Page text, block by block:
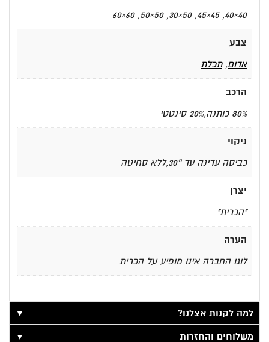
40×40, 45×45, 50×30, 50×50, 60×60
צבע
אדום,תכלת
הרכב
80% כותנה,20% סינטטי
ניקוי
כביסה עדינה עד 30°,ללא סחיטה
יצרן
"הכרית"
הערה
לוגו החברה אינו מופיע על הכרית
למה לקנות אצלנו?
▼
משלוחים והחזרות
▼